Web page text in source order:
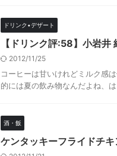
ドリンク•デザート
【ドリンク評:58】小岩井
2012/11/25
コーヒーは甘いけれどミルク感
的には夏の飲み物なんだよね、
酒・飯
ケンタッキーフライドチ